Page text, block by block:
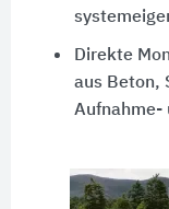
Direkte
aus Beton,
Aufnahme-